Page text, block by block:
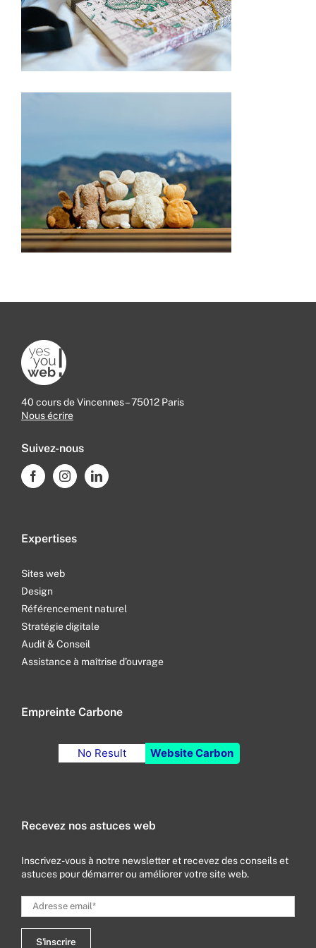
40 cours de Vincennes – 75012 Paris
Nous écrire
Suivez-nous
Expertises
Sites web
Design
Référencement naturel
Stratégie digitale
Audit & Conseil
Assistance à maîtrise d’ouvrage
Empreinte Carbone
No Result Website Carbon
Recevez nos astuces web
Inscrivez-vous à notre newsletter et recevez des conseils et
astuces pour démarrer ou améliorer votre site web.